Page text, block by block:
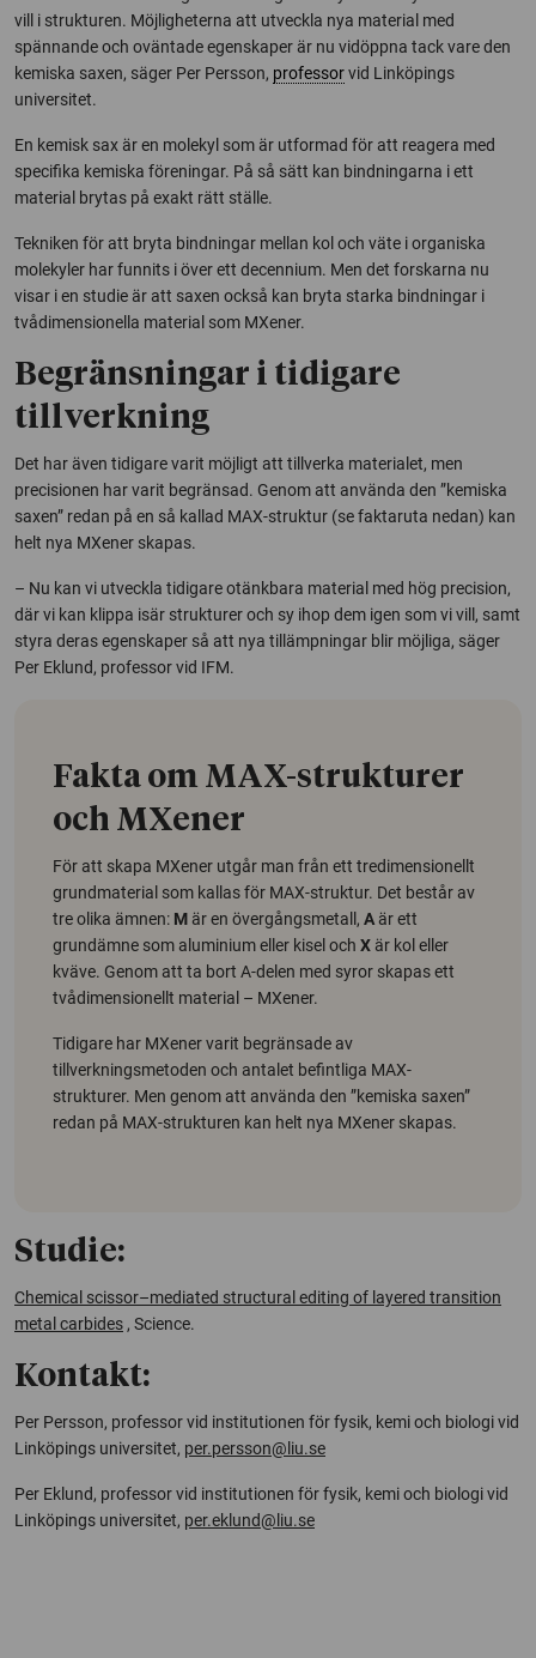
vill i strukturen. Möjligheterna att utveckla nya material med
spännande och oväntade egenskaper är nu vidöppna tack vare den
kemiska saxen, säger Per Persson, professorvid Linköpings
universitet.
En kemisk sax är en molekyl som är utformad för att reagera med
specifika kemiska föreningar. På så sätt kan bindningarna i ett
material brytas på exakt rätt ställe.
Tekniken för att bryta bindningar mellan kol och väte i organiska
molekyler har funnits i över ett decennium. Men det forskarna nu
visar i en studie är att saxen också kan bryta starka bindningar i
tvådimensionella material som MXener.
Begränsningar i tidigare
tillverkning
Det har även tidigare varit möjligt att tillverka materialet, men
precisionen har varit begränsad. Genom att använda den ”kemiska
saxen” redan på en så kallad MAX-struktur (se faktaruta nedan) kan
helt nya MXener skapas.
– Nu kan vi utveckla tidigare otänkbara material med hög precision,
där vi kan klippa isär strukturer och sy ihop dem igen som vi vill, samt
styra deras egenskaper så att nya tillämpningar blir möjliga, säger
Per Eklund, professor vid IFM.
Fakta om MAX-strukturer
och MXener
För att skapa MXener utgår man från ett tredimensionellt
grundmaterial som kallas för MAX-struktur. Det består av
tre olika ämnen: Mär en övergångsmetall, Aär ett
grundämne som aluminium eller kisel och Xär kol eller
kväve. Genom att ta bort A-delen med syror skapas ett
tvådimensionellt material – MXener.
Tidigare har MXener varit begränsade av
tillverkningsmetoden och antalet befintliga MAX-
strukturer. Men genom att använda den ”kemiska saxen”
redan på MAX-strukturen kan helt nya MXener skapas.
Studie:
Chemical scissor–mediated structural editing of layered transition
metal carbides , Science.
Kontakt:
Per Persson, professor vid institutionen för fysik, kemi och biologi vid
Linköpings universitet, per.persson@liu.se
Per Eklund, professor vid institutionen för fysik, kemi och biologi vid
Linköpings universitet, per.eklund@liu.se